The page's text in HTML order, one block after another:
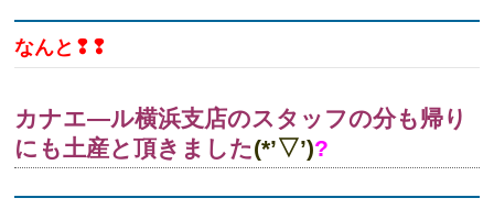
なんと❢❢
カナエ―ル横浜支店のスタッフの分も帰り
にも土産と頂きました(*’▽’)?